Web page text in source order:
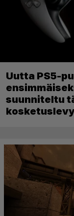
Uutta PS5-
suunniteltu